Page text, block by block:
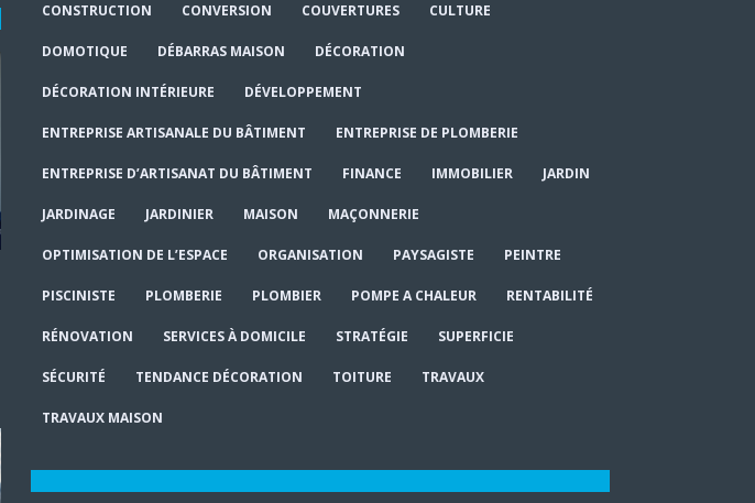
CONSTRUCTION CONVERSION COUVERTURES CULTURE
DOMOTIQUE DÉBARRAS MAISON DÉCORATION
DÉCORATION INTÉRIEURE DÉVELOPPEMENT
ENTREPRISE ARTISANALE DU BÂTIMENT ENTREPRISE DE PLOMBERIE
ENTREPRISE D’ARTISANAT DU BÂTIMENT FINANCE IMMOBILIER JARDIN
JARDINAGE JARDINIER MAISON MAÇONNERIE
OPTIMISATION DE L’ESPACE ORGANISATION PAYSAGISTE PEINTRE
PISCINISTE PLOMBERIE PLOMBIER POMPE A CHALEUR RENTABILITÉ
RÉNOVATION SERVICES À DOMICILE STRATÉGIE SUPERFICIE
SÉCURITÉ TENDANCE DÉCORATION TOITURE TRAVAUX
TRAVAUX MAISON